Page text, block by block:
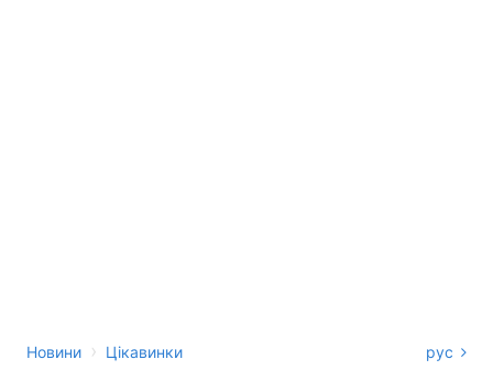
Новини › Цікавинки рус